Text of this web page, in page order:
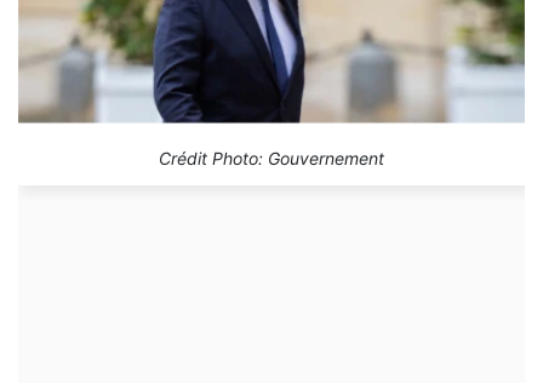
Crédit Photo: Gouvernement